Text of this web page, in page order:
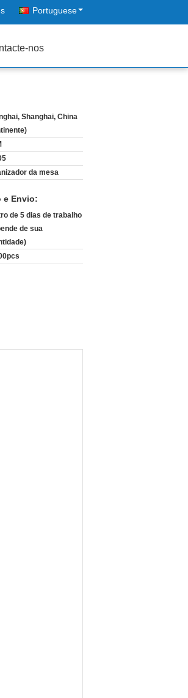
Portuguese
nos
Shanghai, China
da mesa
e Envio:
de 5 dias de trabalho
de sua